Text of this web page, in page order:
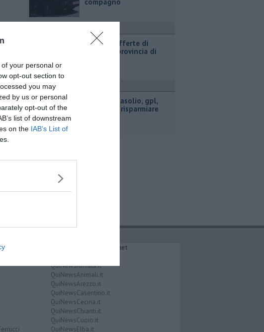
your personal or
opt-out section to
you may
by us or personal
opt-out of the
list of downstream
on the IAB’s List of
​Tutte le offerte di
lavoro in provincia di
Attualità
​Benzina, gasolio, gpl,
ecco dove risparmiare
IL NETWORK QuiNews.net
QuiNewsAmiata.it
QuiNewsAnimali.it
QuiNewsArezzo.it
QuiNewsCasentino.it
QuiNewsCecina.it
QuiNewsChianti.it
QuiNewsCuoio.it
QuiNewsElba.it